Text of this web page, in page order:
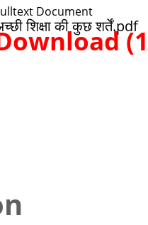
Document
शिक्षा की कुछ शर्तें.pdf